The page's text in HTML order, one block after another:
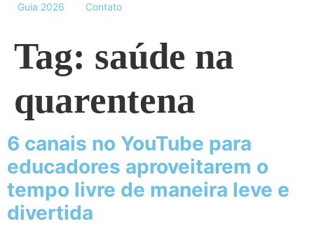
Guia 2026 Contato
Tag: saúde na
quarentena
6 canais no YouTube para
educadores aproveitarem o
tempo livre de maneira leve e
divertida